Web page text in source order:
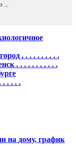
...
. . . . . . . . . .
. . . . . . . . . . .
. . . . .
на дому, график